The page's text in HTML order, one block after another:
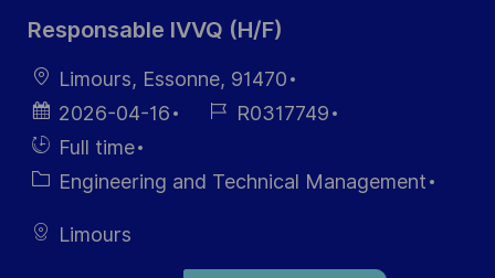
Responsable IVVQ (H/F)
Ort
Limours, Essonne, 91470
Datum der
Veröffentlichung
2026-04-16
Job- R0317749
Einstellunngstyp
Full time
Kategorie
Engineering and Technical Management
Limours